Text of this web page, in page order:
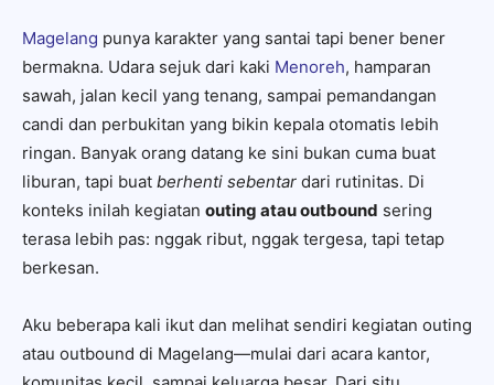
Magelang punya karakter yang santai tapi bener bener
bermakna. Udara sejuk dari kaki Menoreh, hamparan
sawah, jalan kecil yang tenang, sampai pemandangan
candi dan perbukitan yang bikin kepala otomatis lebih
ringan. Banyak orang datang ke sini bukan cuma buat
liburan, tapi buat berhenti sebentar dari rutinitas. Di
konteks inilah kegiatan outing atau outbound sering
terasa lebih pas: nggak ribut, nggak tergesa, tapi tetap
berkesan.
Aku beberapa kali ikut dan melihat sendiri kegiatan outing
atau outbound di Magelang—mulai dari acara kantor,